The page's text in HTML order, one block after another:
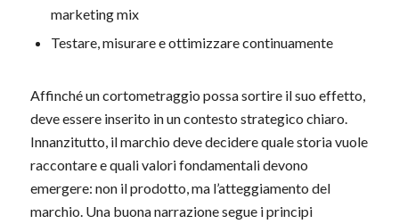
marketing mix
Testare, misurare e ottimizzare continuamente
Affinché un cortometraggio possa sortire il suo effetto,
deve essere inserito in un contesto strategico chiaro.
Innanzitutto, il marchio deve decidere quale storia vuole
raccontare e quali valori fondamentali devono
emergere: non il prodotto, ma l’atteggiamento del
marchio. Una buona narrazione segue i principi